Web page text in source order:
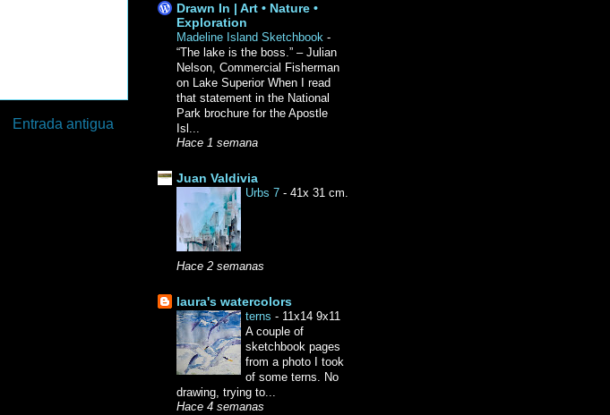
Entrada antigua
Drawn In | Art • Nature •
Exploration
Madeline Island Sketchbook -
“The lake is the boss.” – Julian
Nelson, Commercial Fisherman
on Lake Superior When I read
that statement in the National
Park brochure for the Apostle
Isl...
Hace 1 semana
Juan Valdivia
Urbs 7 - 41x 31 cm.
Hace 2 semanas
laura's watercolors
terns - 11x14 9x11
A couple of
sketchbook pages
from a photo I took
of some terns. No
drawing, trying to...
Hace 4 semanas